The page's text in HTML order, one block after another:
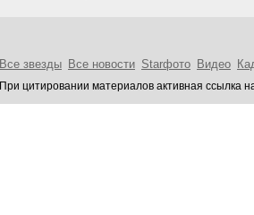
Все звезды Все новости Starфото Видео
При цитировании материалов активная ссылка